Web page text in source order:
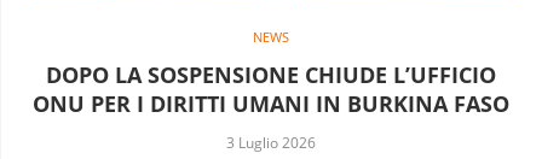
NEWS
DOPO LA SOSPENSIONE CHIUDE L’UFFICIO
ONU PER I DIRITTI UMANI IN BURKINA FASO
3 Luglio 2026